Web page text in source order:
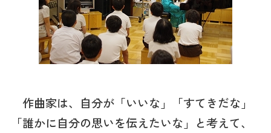
作曲家は、自分が「いいな」「すてきだな」
「誰かに自分の思いを伝えたいな」と考えて、